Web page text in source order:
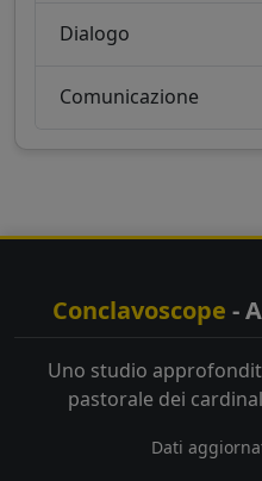
Dialogo
Comunicazione
Conclavoscope -
Uno studio
pastorale dei
Dati